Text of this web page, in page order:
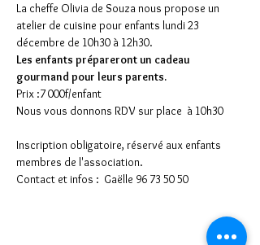
La cheffe Olivia de Souza nous propose un
atelier de cuisine pour enfants lundi 23
décembre de 10h30 à 12h30.
Les enfants prépareront un cadeau
gourmand pour leurs parents.
Prix :7 000f/enfant
Nous vous donnons RDV sur place  à 10h30
Inscription obligatoire, réservé aux enfants
membres de l'association.
Contact et infos :  Gaëlle 96 73 50 50